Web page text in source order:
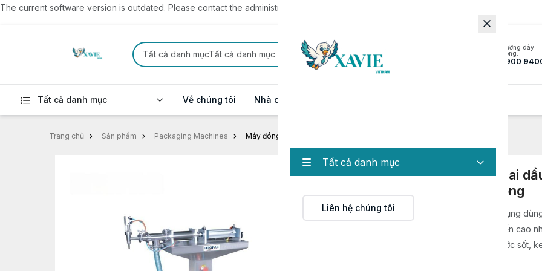
The current software version is outdated. Please contact the administrator to update to the latest version.
Tất cả danh mục
Liên hệ chúng tôi
Tất cả danh mụcTất cả danh mục
Đường dây
nóng:
1900
Tất cả danh mục Về chúng tôi Nhà cung cấp
Trang chủ Sản phẩm Packaging Machines Máy đóng gói và chiết rót chai dầu gội, nước giặt, mật ong bán tự động
Máy đóng gói và chiết rót chai
nước giặt, mật ong bán tự động
Máy chiết rót bán tự động là thiết bị chuyên dụng
chiết rót các loại dung dịch có độ nhớt vừa đến cao
gội, sữa tắm, nước giặt, mật ong, tương ớt, nước sốt,